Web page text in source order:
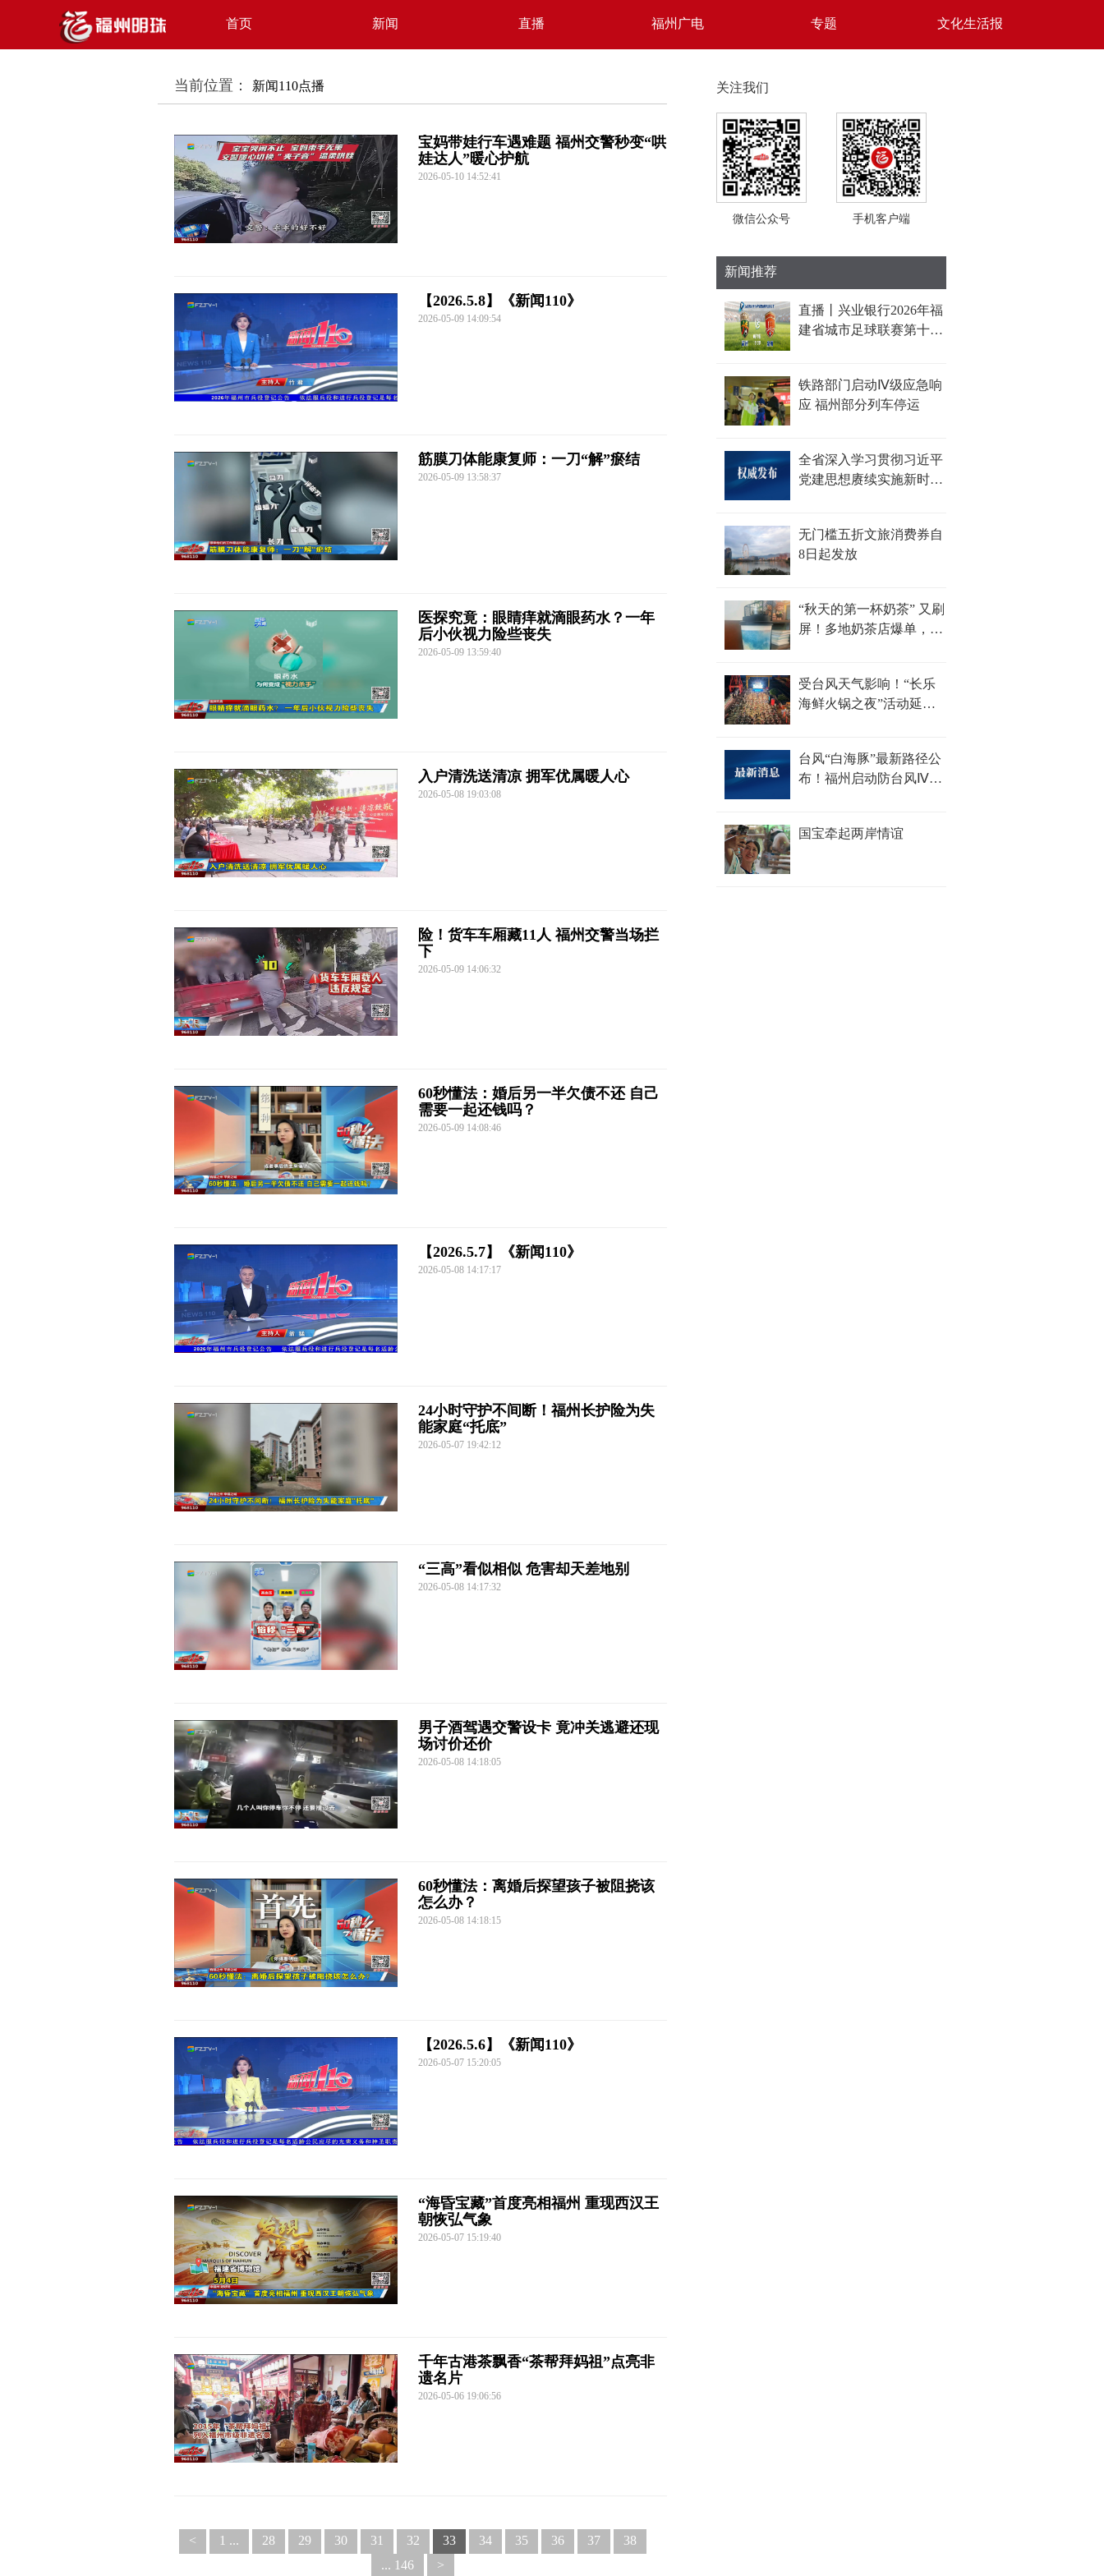
首页 新闻 直播 福州广电 专题 文化生活报
当前位置： 新闻110点播
宝妈带娃行车遇难题 福州交警秒变“哄
娃达人”暖心护航
2026-05-10 14:52:41
【2026.5.8】《新闻110》
2026-05-09 14:09:54
筋膜刀体能康复师：一刀“解”瘀结
2026-05-09 13:58:37
医探究竟：眼睛痒就滴眼药水？一年
后小伙视力险些丧失
2026-05-09 13:59:40
入户清洗送清凉 拥军优属暖人心
2026-05-08 19:03:08
险！货车车厢藏11人 福州交警当场拦
下
2026-05-09 14:06:32
60秒懂法：婚后另一半欠债不还 自己
需要一起还钱吗？
2026-05-09 14:08:46
【2026.5.7】《新闻110》
2026-05-08 14:17:17
24小时守护不间断！福州长护险为失
能家庭“托底”
2026-05-07 19:42:12
“三高”看似相似 危害却天差地别
2026-05-08 14:17:32
男子酒驾遇交警设卡 竟冲关逃避还现
场讨价还价
2026-05-08 14:18:05
60秒懂法：离婚后探望孩子被阻挠该
怎么办？
2026-05-08 14:18:15
【2026.5.6】《新闻110》
2026-05-07 15:20:05
“海昏宝藏”首度亮相福州 重现西汉王
朝恢弘气象
2026-05-07 15:19:40
千年古港茶飘香“茶帮拜妈祖”点亮非
遗名片
2026-05-06 19:06:56
< 1 ... 28 29 30 31 32 33 34 35 36 37
38
... 146
>
关注我们
微信公众号 手机客户端
新闻推荐
直播丨兴业银行2026年福
建省城市足球联赛第十轮
铁路部门启动Ⅳ级应急响
应 福州部分列车停运
全省深入学习贯彻习近平
党建思想赓续实施新时
无门槛五折文旅消费券自
8日起发放
“秋天的第一杯奶茶” 又刷
屏！多地奶茶店爆单，福
受台风天气影响！“长乐
海鲜火锅之夜”活动延期
台风“白海豚”最新路径公
布！福州启动防台风Ⅳ级
国宝牵起两岸情谊